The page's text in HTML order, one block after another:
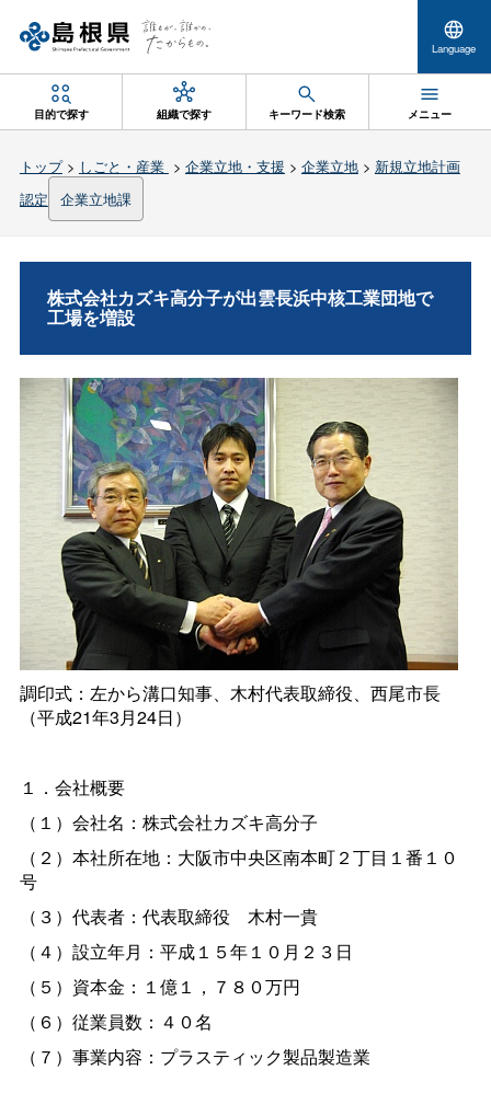
Language
目的で探す 組織で探す キーワード検索 メニュー
トップ> しごと・産業 > 企業立地・支援 > 企業立地> 新規立地計画
認定
企業立地課
株式会社カズキ高分子が出雲長浜中核工業団地で
工場を増設
調印式：左から溝口知事、木村代表取締役、西尾市長
（平成21年3月24日）
１．会社概要
（１）会社名：株式会社カズキ高分子
（２）本社所在地：大阪市中央区南本町２丁目１番１０
号
（３）代表者：代表取締役 木村一貴
（４）設立年月：平成１５年１０月２３日
（５）資本金：１億１，７８０万円
（６）従業員数：４０名
（７）事業内容：プラスティック製品製造業